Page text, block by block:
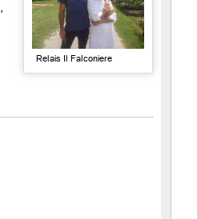
Relais Il Falconiere